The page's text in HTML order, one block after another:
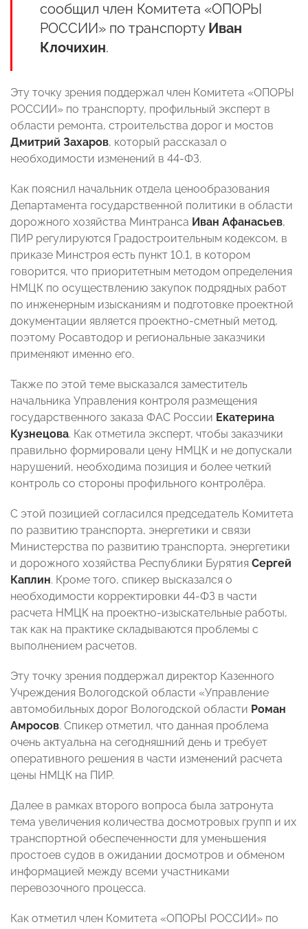
сообщил член Комитета «ОПОРЫ
РОССИИ» по транспорту Иван
Клочихин.
Эту точку зрения поддержал член Комитета «ОПОРЫ
РОССИИ» по транспорту, профильный эксперт в
области ремонта, строительства дорог и мостов
Дмитрий Захаров, который рассказал о
необходимости изменений в 44-ФЗ.
Как пояснил начальник отдела ценообразования
Департамента государственной политики в области
дорожного хозяйства Минтранса Иван Афанасьев,
ПИР регулируются Градостроительным кодексом, в
приказе Минстроя есть пункт 10.1, в котором
говорится, что приоритетным методом определения
НМЦК по осуществлению закупок подрядных работ
по инженерным изысканиям и подготовке проектной
документации является проектно-сметный метод,
поэтому Росавтодор и региональные заказчики
применяют именно его.
Также по этой теме высказался заместитель
начальника Управления контроля размещения
государственного заказа ФАС России Екатерина
Кузнецова. Как отметила эксперт, чтобы заказчики
правильно формировали цену НМЦК и не допускали
нарушений, необходима позиция и более четкий
контроль со стороны профильного контролёра.
С этой позицией согласился председатель Комитета
по развитию транспорта, энергетики и связи
Министерства по развитию транспорта, энергетики
и дорожного хозяйства Республики Бурятия Сергей
Каплин. Кроме того, спикер высказался о
необходимости корректировки 44-ФЗ в части
расчета НМЦК на проектно-изыскательные работы,
так как на практике складываются проблемы с
выполнением расчетов.
Эту точку зрения поддержал директор Казенного
Учреждения Вологодской области «Управление
автомобильных дорог Вологодской области Роман
Амросов. Спикер отметил, что данная проблема
очень актуальна на сегодняшний день и требует
оперативного решения в части изменений расчета
цены НМЦК на ПИР.
Далее в рамках второго вопроса была затронута
тема увеличения количества досмотровых групп и их
транспортной обеспеченности для уменьшения
простоев судов в ожидании досмотров и обменом
информацией между всеми участниками
перевозочного процесса.
Как отметил член Комитета «ОПОРЫ РОССИИ» по